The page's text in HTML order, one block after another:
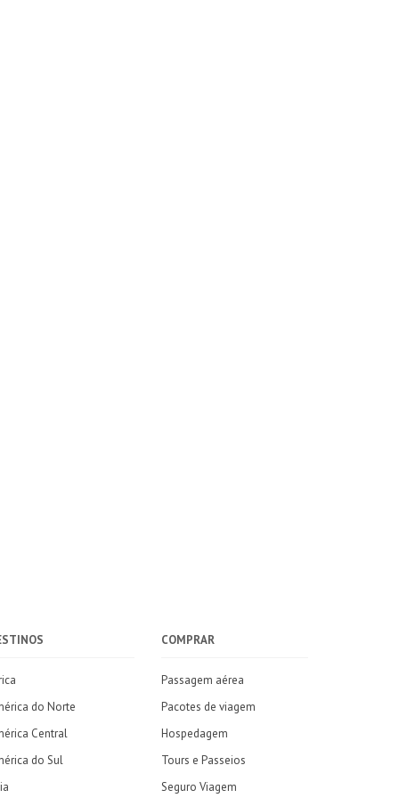
do Norte
Central
do Sul
COMPRAR
Passagem aérea
Pacotes de viagem
Hospedagem
Tours e Passeios
Seguro Viagem